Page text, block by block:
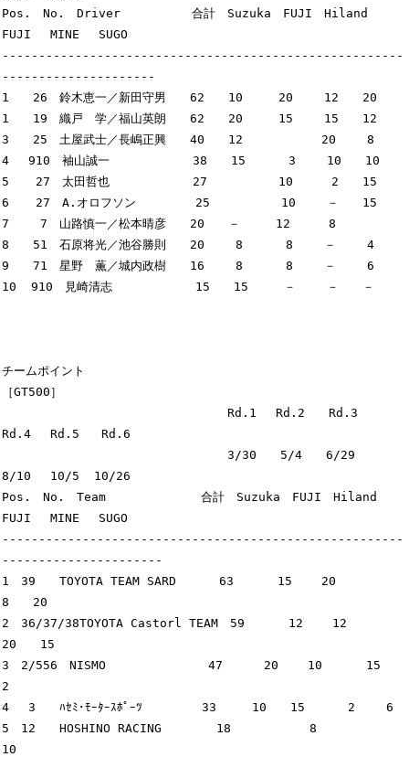
Pos.　No.　Driver　　　　　　合計　Suzuka　FUJI　Hiland
FUJI　 MINE 　SUGO
-------------------------------------------------------
---------------------
1　　26　鈴木恵一／新田守男　　62　　10　　　20　　 12　　20
1　　19　織戸　学／福山英朗　　62　　20　　　15　　 15　　12
3　　25　土屋武士／長嶋正興　　40　　12　　　　　　 20　　 8
4　 910　袖山誠一　　　　　　　38　　15　　　 3　　 10　　10
5 　 27　太田哲也　　　　　　　27　　　　　　10　　  2　　15
6 　 27　A.オロフソン　　　　　25　　　　　　10　 　－　　15
7　　 7　山路慎一／松本晴彦　　20　　－　　　12 　　 8
8　　51　石原将光／池谷勝則　　20　　 8　　　 8 　　－　　 4
9　　71　星野　薫／城内政樹　　16　　 8　　　 8　　 －　　 6
10  910　見崎清志　　　　　　　15　　15　　　－　　 －　　－
チームポイント
［GT500］
Rd.1　 Rd.2　　Rd.3
Rd.4　 Rd.5   Rd.6
3/30　　5/4　　6/29
8/10　 10/5  10/26
Pos.　No.　Team　　　　　　　　合計　Suzuka　FUJI　Hiland
FUJI　 MINE　 SUGO
-------------------------------------------------------
----------------------
1　39　　TOYOTA TEAM SARD　　　 63      15    20
8　　20
2　36/37/38TOYOTA Castorl TEAM　59      12    12
20　　15
3　2/556　NISMO　　　　　　　　 47　    20    10      15
2
4　 3　　ﾊｾﾐ･ﾓｰﾀｰｽﾎﾟｰﾂ　　　　　33　　　10　　15　　　 2　　 6
5　12　　HOSHINO RACING　　　　 18　　　　　　 8
10